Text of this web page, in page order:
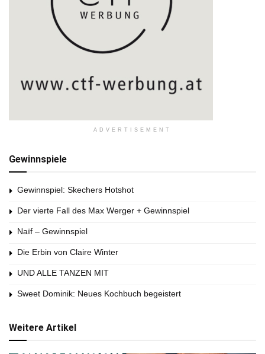
ADVERTISEMENT
Gewinnspiele
Gewinnspiel: Skechers Hotshot
Der vierte Fall des Max Werger + Gewinnspiel
Naïf – Gewinnspiel
Die Erbin von Claire Winter
UND ALLE TANZEN MIT
Sweet Dominik: Neues Kochbuch begeistert
Weitere Artikel